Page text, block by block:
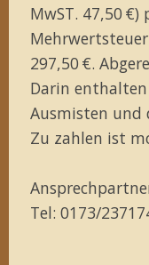
MwST. 47,50
297,50 €.
Darin
Ausmisten und
Zu zahlen ist
Tel: 0173/